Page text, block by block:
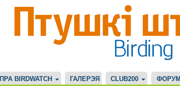
ПРА BIRDWATCH ГАЛЕРЭЯ CLUB200 ФОРУМ